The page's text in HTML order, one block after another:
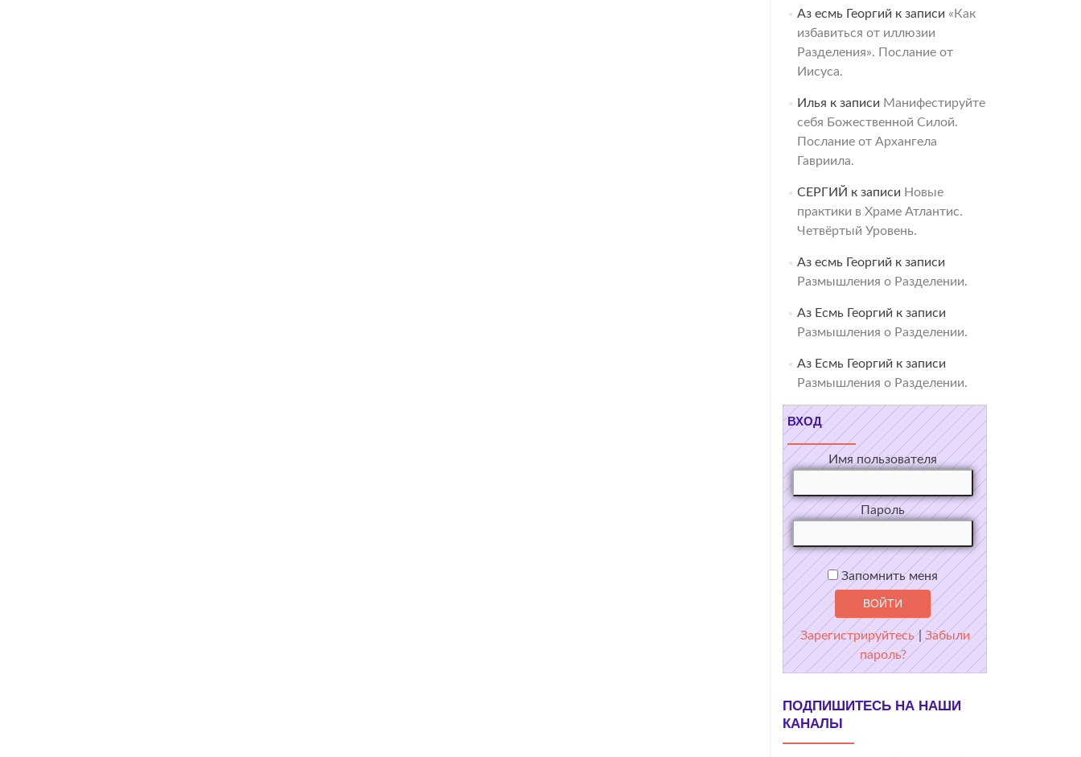
Аз есмь Георгий к записи «Как
избавиться от иллюзии
Разделения». Послание от
Иисуса.
Илья к записи Манифестируйте
себя Божественной Силой.
Послание от Архангела
Гавриила.
СЕРГИЙ к записи Новые
практики в Храме Атлантис.
Четвёртый Уровень.
Аз есмь Георгий к записи
Размышления о Разделении.
Аз Есмь Георгий к записи
Размышления о Разделении.
Аз Есмь Георгий к записи
Размышления о Разделении.
ВХОД
Имя пользователя
Пароль
Запомнить меня
Зарегистрируйтесь | Забыли
пароль?
ПОДПИШИТЕСЬ НА НАШИ
КАНАЛЫ